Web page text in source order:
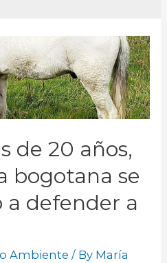
de 20 años,
bogotana se
a defender a
Ambiente / By María